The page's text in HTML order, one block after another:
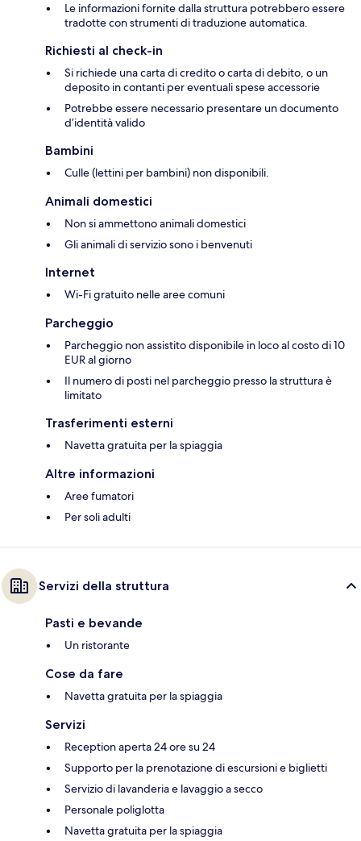
Le informazioni fornite dalla struttura potrebbero essere
tradotte con strumenti di traduzione automatica.
Richiesti al check-in
Si richiede una carta di credito o carta di debito, o un
deposito in contanti per eventuali spese accessorie
Potrebbe essere necessario presentare un documento
d’identità valido
Bambini
Culle (lettini per bambini) non disponibili.
Animali domestici
Non si ammettono animali domestici
Gli animali di servizio sono i benvenuti
Internet
Wi-Fi gratuito nelle aree comuni
Parcheggio
Parcheggio non assistito disponibile in loco al costo di 10
EUR al giorno
Il numero di posti nel parcheggio presso la struttura è
limitato
Trasferimenti esterni
Navetta gratuita per la spiaggia
Altre informazioni
Aree fumatori
Per soli adulti
Servizi della struttura
Pasti e bevande
Un ristorante
Cose da fare
Navetta gratuita per la spiaggia
Servizi
Reception aperta 24 ore su 24
Supporto per la prenotazione di escursioni e biglietti
Servizio di lavanderia e lavaggio a secco
Personale poliglotta
Navetta gratuita per la spiaggia